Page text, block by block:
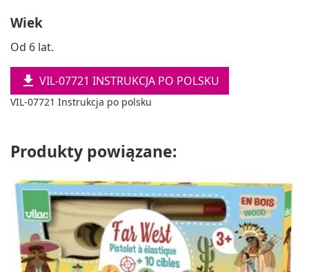
Wiek
Od 6 lat.
 VIL-07721 INSTRUKCJA PO POLSKU
VIL-07721 Instrukcja po polsku
Produkty powiązane: